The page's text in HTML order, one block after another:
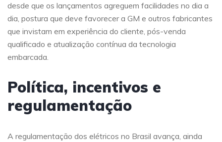
desde que os lançamentos agreguem facilidades no dia a
dia, postura que deve favorecer a GM e outros fabricantes
que invistam em experiência do cliente, pós-venda
qualificado e atualização contínua da tecnologia
embarcada.
Política, incentivos e
regulamentação
A regulamentação dos elétricos no Brasil avança, ainda